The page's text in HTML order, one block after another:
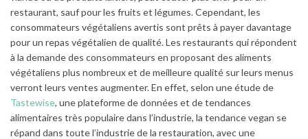
restaurant, sauf pour les fruits et légumes. Cependant, les
consommateurs végétaliens avertis sont prêts à payer davantage
pour un repas végétalien de qualité. Les restaurants qui répondent
à la demande des consommateurs en proposant des aliments
végétaliens plus nombreux et de meilleure qualité sur leurs menus
verront leurs ventes augmenter. En effet, selon une étude de
Tastewise, une plateforme de données et de tendances
alimentaires très populaire dans l’industrie, la tendance vegan se
répand dans toute l’industrie de la restauration, avec une